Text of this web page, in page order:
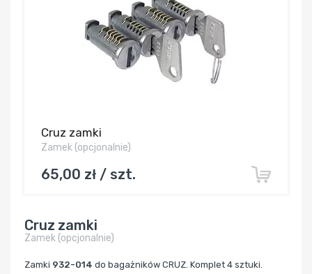
Cruz zamki
Zamek (opcjonalnie)
65,00 zł / szt.
Cruz zamki
Zamek (opcjonalnie)
Zamki 932-014 do bagażników CRUZ. Komplet 4 sztuki.